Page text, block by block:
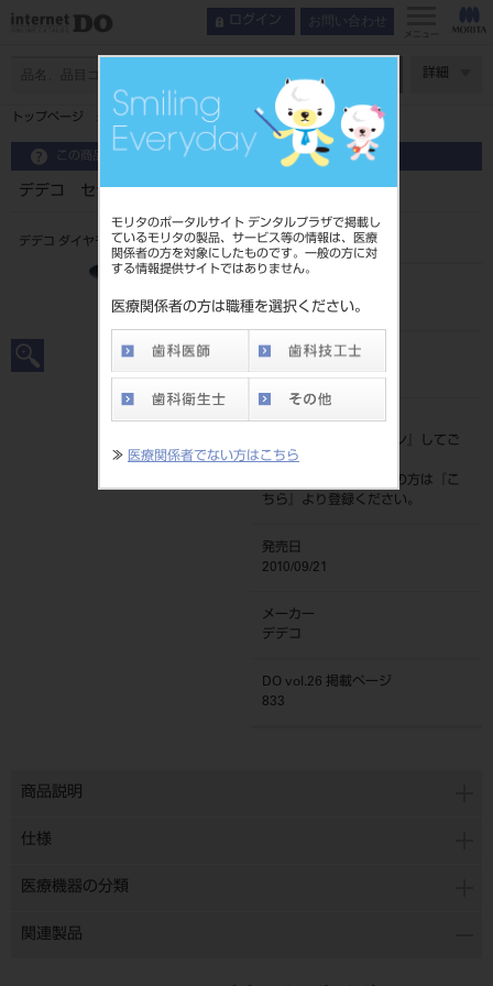
モリタのポータルサイト デンタルプラザで掲載し
ているモリタの製品、サービス等の情報は、医療
関係者の方を対象にしたものです。一般の方に対
する情報提供サイトではありません。
医療関係者の方は職種を選択ください。
≫ 医療関係者でない方はこちら
ログイン お問い合わせ
メニュー
詳細
トップページ デデコ セラダイヤポリッシャー1124 1入 HP用
この商品に関するお問い合わせ
デデコ セラダイヤポリッシャー1124 1入 HP用
デデコ ダイヤモンド研削器具
206710881
JAN/EANコード
標準価格
ログイン
』してご
覧ください。
ネット会員登録がまだの方は『
こ
ちら
』より登録ください。
発売日
2010/09/21
メーカー
デデコ
DO vol.26 掲載ページ
833
商品説明
仕様
医療機器の分類
関連製品